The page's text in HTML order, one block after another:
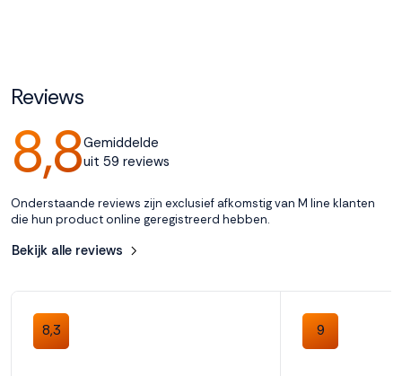
Reviews
8,8Gemiddelde
uit 59 reviews
Onderstaande reviews zijn exclusief afkomstig van M line klanten
die hun product online geregistreerd hebben.
Bekijk alle reviews
8,3 9